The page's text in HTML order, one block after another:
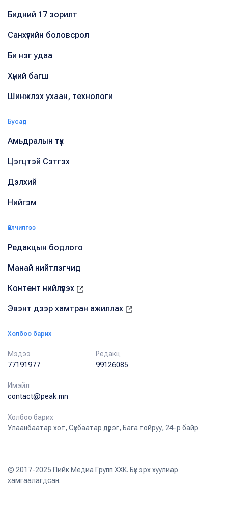
Бидний 17 зорилт
Санхүүгийн боловсрол
Би нэг удаа
Хүний багш
Шинжлэх ухаан, технологи
Бусад
Амьдралын түүх
Цэгцтэй Сэтгэх
Дэлхий
Нийгэм
Үйлчилгээ
Редакцын бодлого
Манай нийтлэгчид
Контент нийлүүлэх
Эвэнт дээр хамтран ажиллах
Холбоо барих
Мэдээ
77191977
Редакц
99126085
Имэйл
contact@peak.mn
Холбоо барих
Улаанбаатар хот, Сүхбаатар дүүрэг, Бага тойруу, 24-р байр
© 2017-2025 Пийк Медиа Групп ХХК. Бүх эрх хуулиар
хамгаалагдсан.